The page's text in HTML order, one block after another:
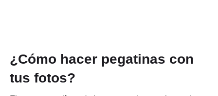
¿Cómo hacer pegatinas con
tus fotos?